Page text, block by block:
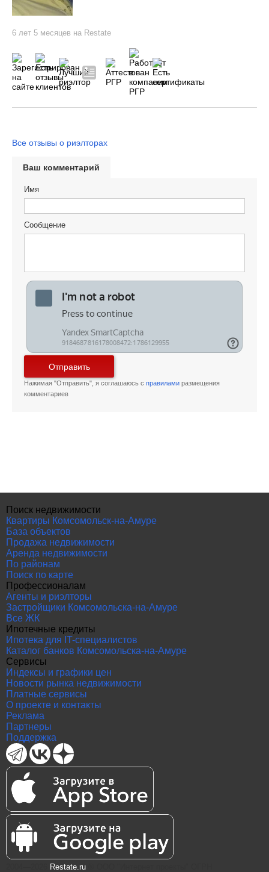
6 лет 5 месяцев на Restate
Все отзывы о риэлторах
Ваш комментарий
Имя
Сообщение
Отправить
Нажимая "Отправить", я соглашаюсь с правилами размещения
комментариев
Поиск недвижимости
Квартиры Комсомольск-на-Амуре
База объектов
Продажа недвижимости
Аренда недвижимости
По районам
Поиск по карте
Профессионалам
Агенты и риэлторы
Застройщики Комсомольска-на-Амуре
Все ЖК
Ипотечные кредиты
Ипотека для IT-специалистов
Каталог банков Комсомольска-на-Амуре
Сервисы
Индексы и графики цен
Новости рынка недвижимости
Платные сервисы
О проекте и контакты
Реклама
Партнеры
Поддержка
Restate.ru